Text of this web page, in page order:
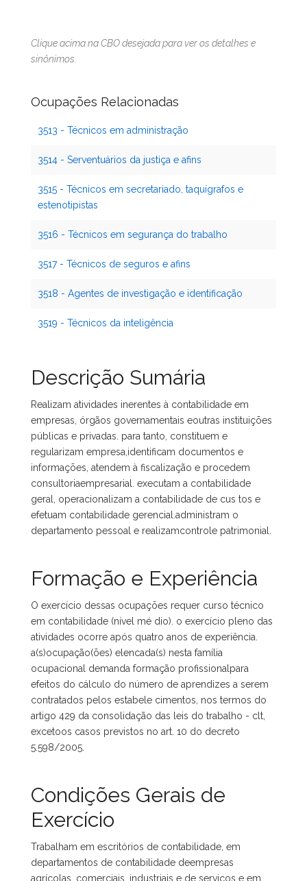
Clique acima na CBO desejada para ver os detalhes e
sinônimos.
Ocupações Relacionadas
3513 - Técnicos em administração
3514 - Serventuários da justiça e afins
3515 - Técnicos em secretariado, taquígrafos e
estenotipistas
3516 - Técnicos em segurança do trabalho
3517 - Técnicos de seguros e afins
3518 - Agentes de investigação e identificação
3519 - Técnicos da inteligência
Descrição Sumária
Realizam atividades inerentes à contabilidade em
empresas, órgãos governamentais eoutras instituições
públicas e privadas. para tanto, constituem e
regularizam empresa,identificam documentos e
informações, atendem à fiscalização e procedem
consultoriaempresarial. executam a contabilidade
geral, operacionalizam a contabilidade de cus tos e
efetuam contabilidade gerencial.administram o
departamento pessoal e realizamcontrole patrimonial.
Formação e Experiência
O exercício dessas ocupações requer curso técnico
em contabilidade (nível mé dio). o exercício pleno das
atividades ocorre após quatro anos de experiência.
a(s)ocupação(ões) elencada(s) nesta família
ocupacional demanda formação profissionalpara
efeitos do cálculo do número de aprendizes a serem
contratados pelos estabele cimentos, nos termos do
artigo 429 da consolidação das leis do trabalho - clt,
excetoos casos previstos no art. 10 do decreto
5.598/2005.
Condições Gerais de
Exercício
Trabalham em escritórios de contabilidade, em
departamentos de contabilidade deempresas
agrícolas, comerciais, industriais e de serviços e em